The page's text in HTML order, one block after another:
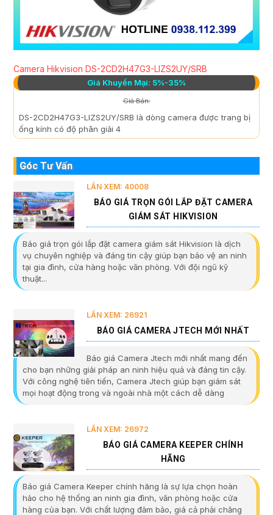
Camera Hikvision DS-2CD2H47G3-LIZS2UY/SRB
Giá Khuyến Mại: 5%-35%
Giá Bán:
DS-2CD2H47G3-LIZS2UY/SRB là dòng camera được trang bị
ống kính có độ phân giải 4
Góc Tư Vấn
LẦN XEM: 40008
BÁO GIÁ TRỌN GÓI LẮP ĐẶT CAMERA
GIÁM SÁT HIKVISION
Báo giá trọn gói lắp đặt camera giám sát Hikvision là dịch
vụ chuyên nghiệp và đáng tin cậy giúp bạn bảo vệ an ninh
tại gia đình, cửa hàng hoặc văn phòng. Với đội ngũ kỹ
thuật...
LẦN XEM: 26921
BÁO GIÁ CAMERA JTECH MỚI NHẤT
Báo giá Camera Jtech mới nhất mang đến
cho bạn những giải pháp an ninh hiệu quả và đáng tin cậy.
Với công nghệ tiên tiến, Camera Jtech giúp bạn giám sát
mọi hoạt động trong và ngoài nhà một cách dễ dàng
LẦN XEM: 26972
BÁO GIÁ CAMERA KEEPER CHÍNH
HÃNG
Báo giá Camera Keeper chính hãng là sự lựa chọn hoàn
hảo cho hệ thống an ninh gia đình, văn phòng hoặc cửa
hàng của bạn. Với chất lượng đảm bảo, giá cả phải chăng